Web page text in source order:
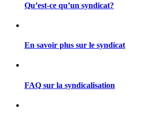
Qu’est-ce qu’un syndicat?
En savoir plus sur le syndicat
FAQ sur la syndicalisation